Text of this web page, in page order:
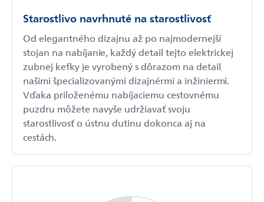
Starostlivo navrhnuté na starostlivosť
Od elegantného dizajnu až po najmodernejší
stojan na nabíjanie, každý detail tejto elektrickej
zubnej kefky je vyrobený s dôrazom na detail
našimi špecializovanými dizajnérmi a inžiniermi.
Vďaka priloženému nabíjaciemu cestovnému
puzdru môžete navyše udržiavať svoju
starostlivosť o ústnu dutinu dokonca aj na
cestách.